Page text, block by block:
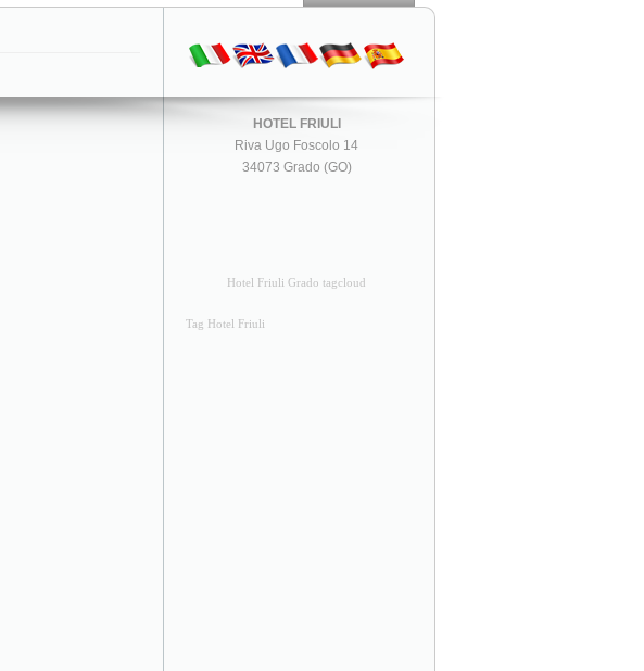
HOTEL FRIULI
Riva Ugo Foscolo 14
34073 Grado (GO)
Hotel Friuli Grado tagcloud
Tag Hotel Friuli